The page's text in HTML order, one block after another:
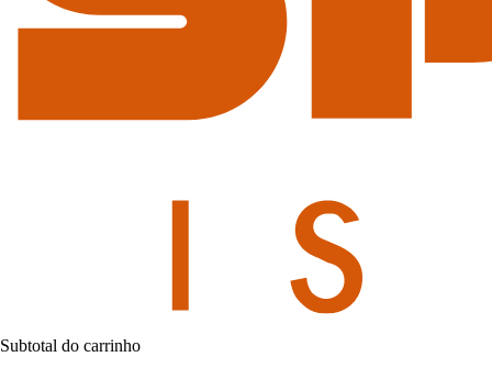
Subtotal do carrinho